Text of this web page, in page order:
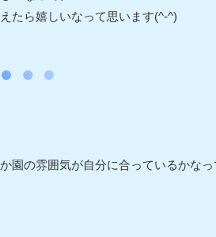
たら嬉しいなって思います(^-^)
園の雰囲気が自分に合っているかな